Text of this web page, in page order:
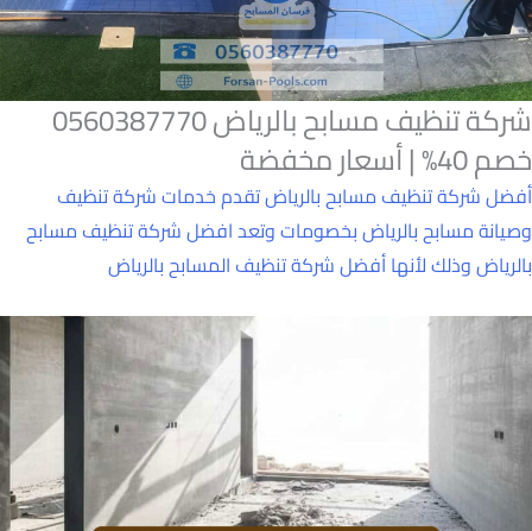
شركة تنظيف مسابح بالرياض 0560387770
خصم 40% | أسعار مخفضة
أفضل شركة تنظيف مسابح بالرياض تقدم خدمات شركة تنظيف
وصيانة مسابح بالرياض بخصومات وتعد افضل شركة تنظيف مسابح
بالرياض وذلك لأنها أفضل شركة تنظيف المسابح بالرياض